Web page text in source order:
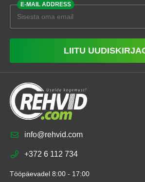
E-MAIL ADDRESS
LIITU
info@rehvid.com
+372 6 112 734
Tööpäevadel 8:00 - 17:00